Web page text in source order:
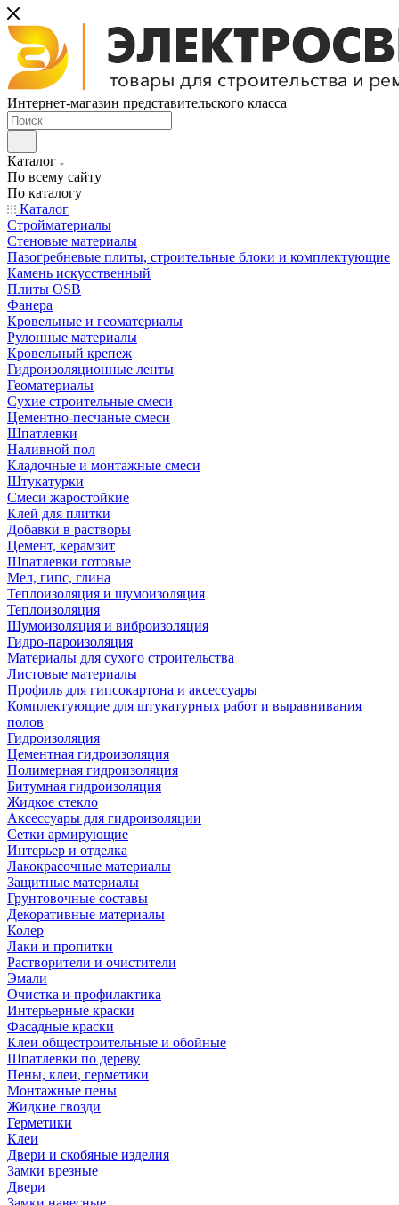
Интернет-магазин представительского класса
Каталог
По всему сайту
По каталогу
Каталог
Стройматериалы
Стеновые материалы
Пазогребневые плиты, строительные блоки и комплектующие
Камень искусственный
Плиты OSB
Фанера
Кровельные и геоматериалы
Рулонные материалы
Кровельный крепеж
Гидроизоляционные ленты
Геоматериалы
Сухие строительные смеси
Цементно-песчаные смеси
Шпатлевки
Наливной пол
Кладочные и монтажные смеси
Штукатурки
Смеси жаростойкие
Клей для плитки
Добавки в растворы
Цемент, керамзит
Шпатлевки готовые
Мел, гипс, глина
Теплоизоляция и шумоизоляция
Теплоизоляция
Шумоизоляция и виброизоляция
Гидро-пароизоляция
Материалы для сухого строительства
Листовые материалы
Профиль для гипсокартона и аксессуары
Комплектующие для штукатурных работ и выравнивания
полов
Гидроизоляция
Цементная гидроизоляция
Полимерная гидроизоляция
Битумная гидроизоляция
Жидкое стекло
Аксессуары для гидроизоляции
Сетки армирующие
Интерьер и отделка
Лакокрасочные материалы
Защитные материалы
Грунтовочные составы
Декоративные материалы
Колер
Лаки и пропитки
Растворители и очистители
Эмали
Очистка и профилактика
Интерьерные краски
Фасадные краски
Клеи общестроительные и обойные
Шпатлевки по дереву
Пены, клеи, герметики
Монтажные пены
Жидкие гвозди
Герметики
Клеи
Двери и скобяные изделия
Замки врезные
Двери